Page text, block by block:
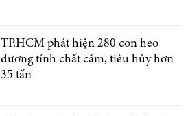
TP.HCM phát hiện 280 con heo
dương tính chất cấm, tiêu hủy hơn
35 tấn